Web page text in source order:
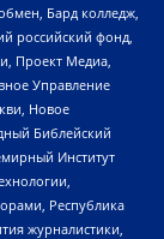
Бард колледж,
российский фонд,
Проект Медиа,
Управление
Новое
Библейский
Институт
Республика
журналистики,